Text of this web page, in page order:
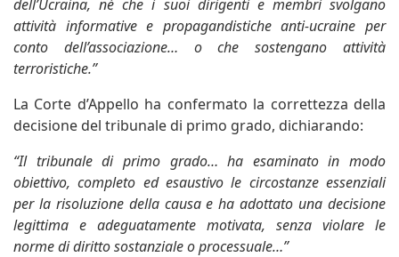
dell’Ucraina, né che i suoi dirigenti e membri svolgano
attività informative e propagandistiche anti-ucraine per
conto dell’associazione… o che sostengano attività
terroristiche.”
La Corte d’Appello ha confermato la correttezza della
decisione del tribunale di primo grado, dichiarando:
“Il tribunale di primo grado… ha esaminato in modo
obiettivo, completo ed esaustivo le circostanze essenziali
per la risoluzione della causa e ha adottato una decisione
legittima e adeguatamente motivata, senza violare le
norme di diritto sostanziale o processuale…”